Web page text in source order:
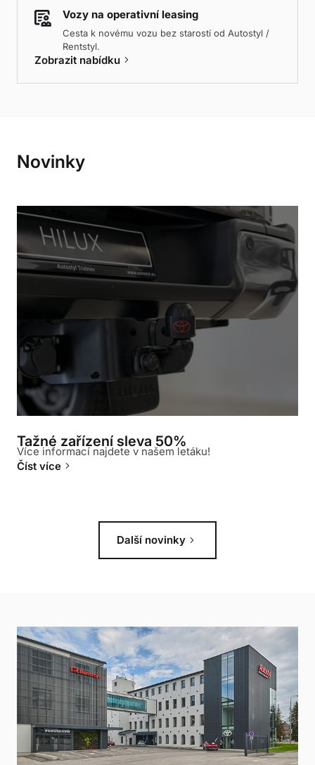
Vozy na operativní leasing
Cesta k novému vozu bez starostí od Autostyl /
Rentstyl.
Zobrazit nabídku keyboard_arrow_right
Novinky
Tažné zařízení sleva 50%
Více informací najdete v našem letáku!
Číst více keyboard_arrow_right
Další novinky keyboard_arrow_right